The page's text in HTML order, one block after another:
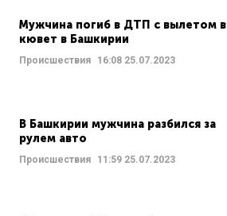
Мужчина погиб в ДТП с вылетом в
кювет в Башкирии
Происшествия 16:08 25.07.2023
В Башкирии мужчина разбился за
рулем авто
Происшествия 11:59 25.07.2023